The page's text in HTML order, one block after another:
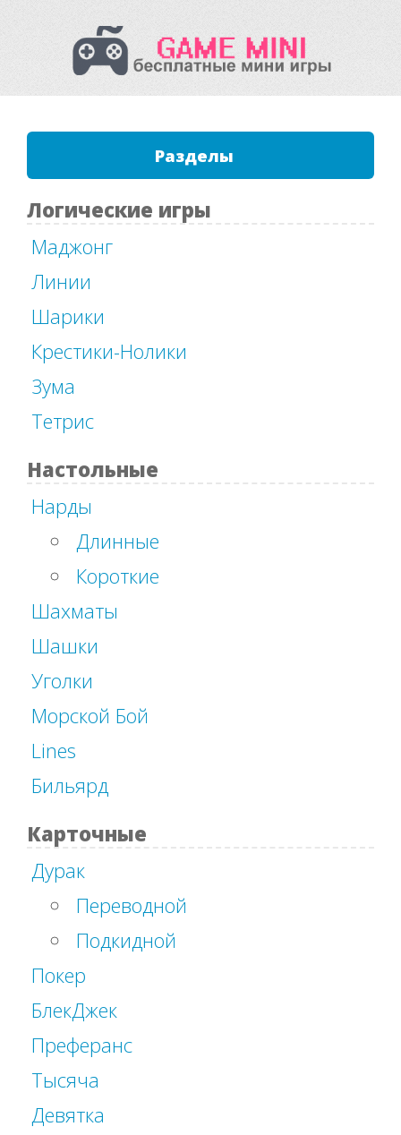
Разделы
Логические игры
Маджонг
Линии
Шарики
Крестики-Нолики
Зума
Тетрис
Настольные
Нарды
Длинные
Короткие
Шахматы
Шашки
Уголки
Морской Бой
Lines
Бильярд
Карточные
Дурак
Переводной
Подкидной
Покер
БлекДжек
Преферанс
Тысяча
Девятка